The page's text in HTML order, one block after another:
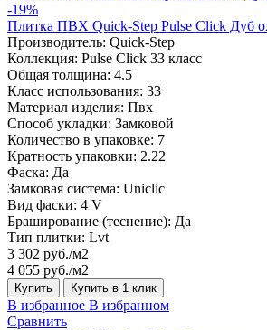
-19%
Плитка ПВХ Quick-Step Pulse Click Дуб
Производитель: Quick-Step
Коллекция: Pulse Click 33 класс
Общая толщина: 4.5
Класс использования: 33
Материал изделия: Пвх
Способ укладки: Замковой
Количество в упаковке: 7
Кратность упаковки: 2.22
Фаска: Да
Замковая система: Uniclic
Вид фаски: 4 V
Браширование (теснение): Да
Тип плитки: Lvt
3 302 руб./м2
4 055 руб./м2
Купить Купить в 1 клик
В избранное В избранном
Сравнить